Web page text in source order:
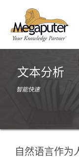
文本分析
智能快速
自然语言作为